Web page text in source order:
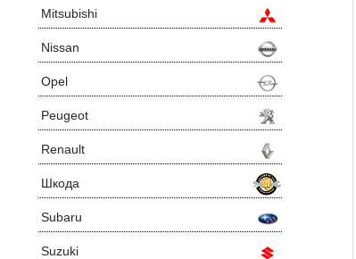
Mitsubishi
Nissan
Opel
Peugeot
Renault
Шкода
Subaru
Suzuki